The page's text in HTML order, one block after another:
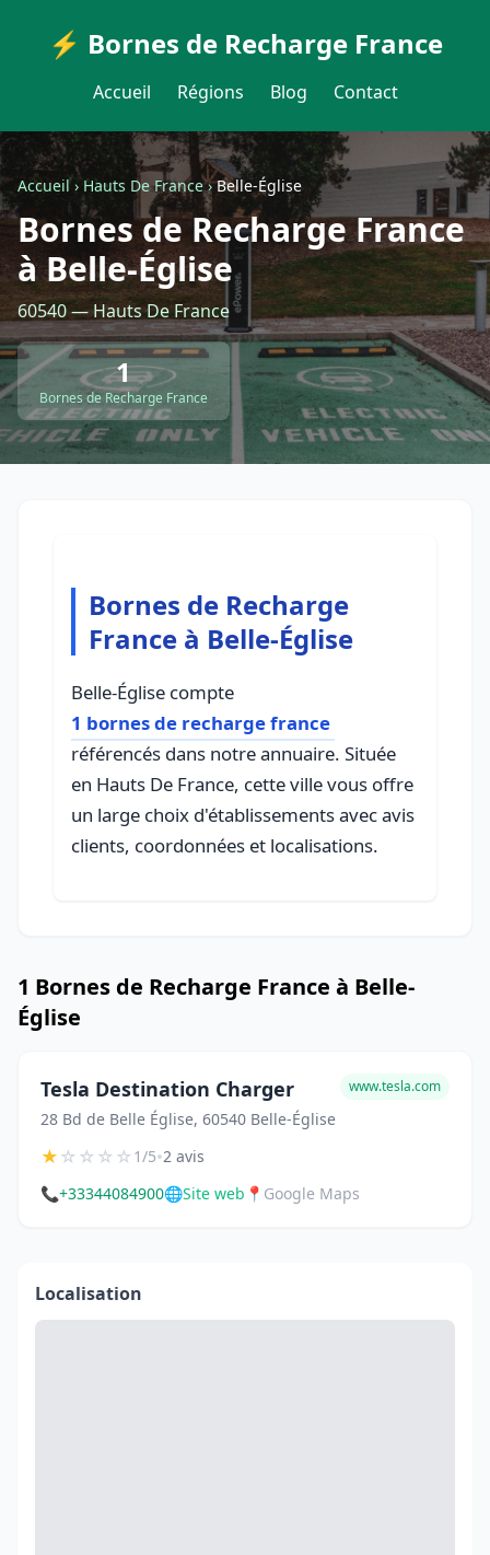
⚡ Bornes de Recharge France
Accueil Régions Blog Contact
Accueil›Hauts De France›Belle-Église
Bornes de Recharge France
à Belle-Église
60540 — Hauts De France
1
Bornes de Recharge France
Bornes de Recharge
France à Belle-Église
Belle-Église compte
1 bornes de recharge france
référencés dans notre annuaire. Située
en Hauts De France, cette ville vous offre
un large choix d'établissements avec avis
clients, coordonnées et localisations.
1 Bornes de Recharge France à Belle-
Église
Tesla Destination Charger
28 Bd de Belle Église, 60540 Belle-Église
www.tesla.com
★☆☆☆☆1/5•2 avis
📞+33344084900🌐Site web 📍 Google Maps
Localisation